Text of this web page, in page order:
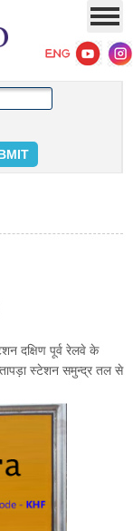
दक्षिण पूर्व रेलवे के
स्टेशन समुन्द्र तल से